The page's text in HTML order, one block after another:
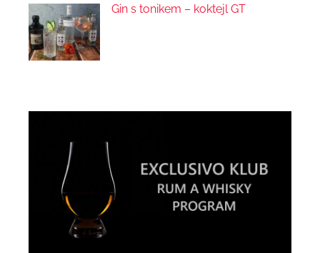
Gin s tonikem – koktejl GT